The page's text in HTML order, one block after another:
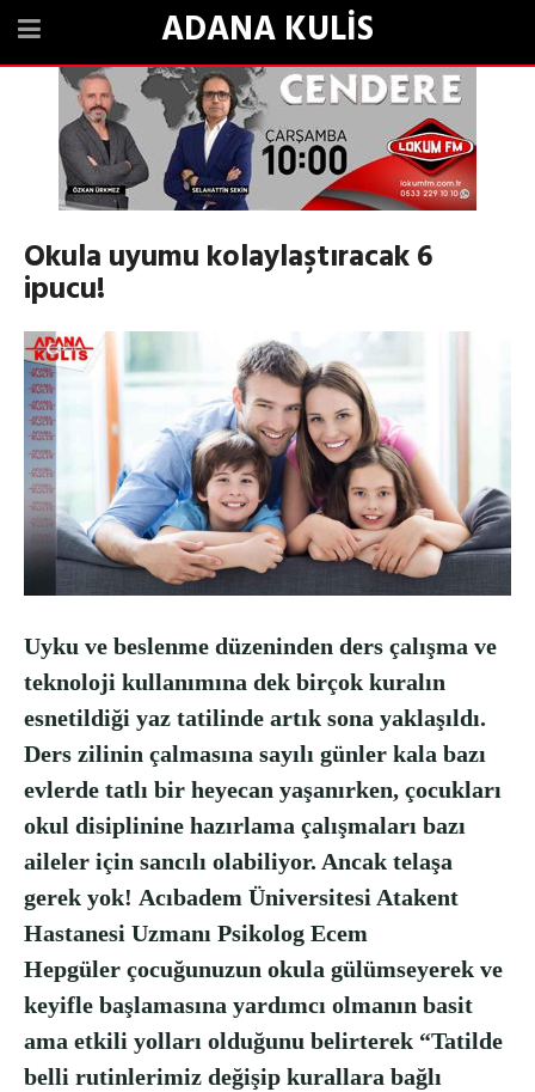
ADANA KULİS
Okula uyumu kolaylaştıracak 6
ipucu!
Uyku ve beslenme düzeninden ders çalışma ve
teknoloji kullanımına dek birçok kuralın
esnetildiği yaz tatilinde artık sona yaklaşıldı.
Ders zilinin çalmasına sayılı günler kala bazı
evlerde tatlı bir heyecan yaşanırken, çocukları
okul disiplinine hazırlama çalışmaları bazı
aileler için sancılı olabiliyor. Ancak telaşa
gerek yok! Acıbadem Üniversitesi Atakent
Hastanesi Uzmanı Psikolog Ecem
Hepgüler çocuğunuzun okula gülümseyerek ve
keyifle başlamasına yardımcı olmanın basit
ama etkili yolları olduğunu belirterek “Tatilde
belli rutinlerimiz değişip kurallara bağlı